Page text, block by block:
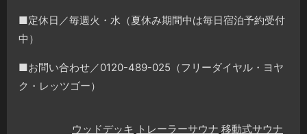
■定休日／毎週火・水（夏休み期間中は毎日宿泊予約受付
中）
■お問い合わせ／0120-489-025（フリーダイヤル・ヨヤ
ク・レッツゴー）
ウッドデッキ トレーラーサウナ 移動式サウナ